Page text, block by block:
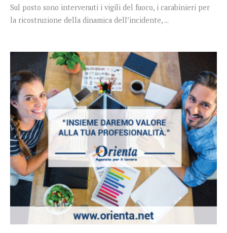
Sul posto sono intervenuti i vigili del fuoco, i carabinieri per
la ricostruzione della dinamica dell’incidente, ...